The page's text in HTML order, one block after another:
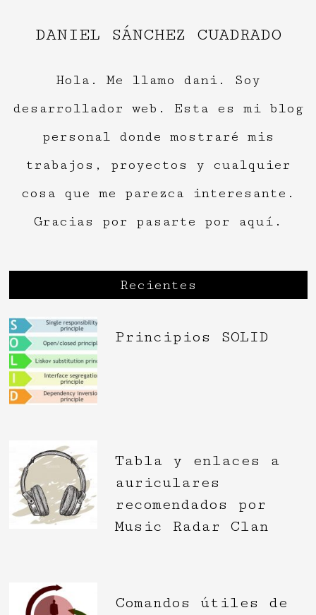
DANIEL SÁNCHEZ CUADRADO
Hola. Me llamo dani. Soy
desarrollador web. Esta es mi blog
personal donde mostraré mis
trabajos, proyectos y cualquier
cosa que me parezca interesante.
Gracias por pasarte por aquí.
Recientes
Principios SOLID
Tabla y enlaces a
auriculares
recomendados por
Music Radar Clan
Comandos útiles de